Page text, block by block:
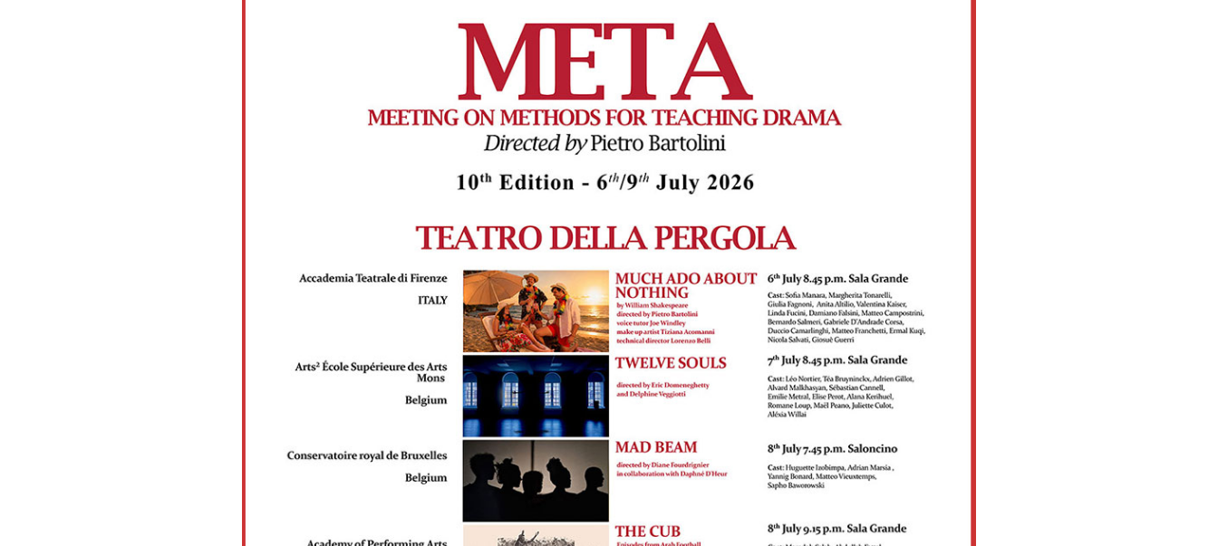
"Twelve Souls" diretta da Eric Domeneghetty e Delphine Veggiotti
In scena l'École Supérieure des Arts di Mons (Belgio)
8 Luglio ore 19.45
Teatro della Pergola - Saloncino
"Mad Beam" diretta da Diane Fourdrignier in collaborazione con Daphné D'Heur
In scena Il Conservatoire Royal di Bruxelles (Belgio)
Teatro della Pergola - Sala Grande
"The Cub" diretta da Ali Mashaal
In scena l'Academy of Performing Arts - University of Arts di Sharjah (Emirati
Arabi Uniti)
9 Luglio ore 20.45
Teatro della Pergola - Sala Grande
"Richard II" di William Shakespeare diretta da Sinéad Rushe
In scena la Royal Academy of Dramatic Art di Londra (Regno Unito)